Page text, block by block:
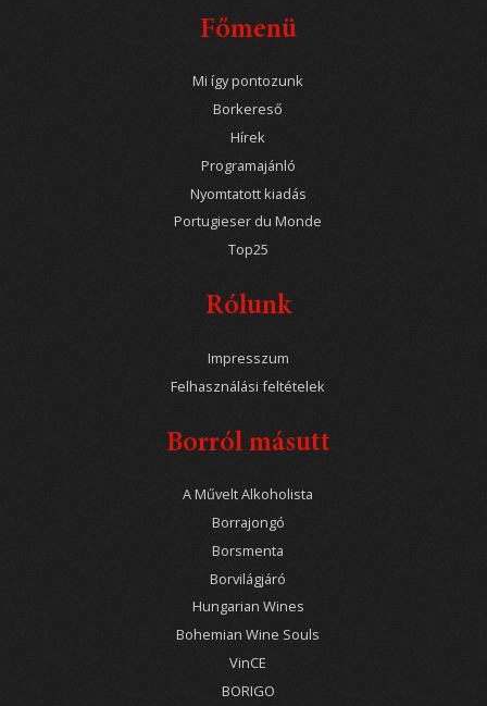
Főmenü
Mi így pontozunk
Borkereső
Hírek
Programajánló
Nyomtatott kiadás
Portugieser du Monde
Top25
Rólunk
Impresszum
Felhasználási feltételek
Borról másutt
A Művelt Alkoholista
Borrajongó
Borsmenta
Borvilágjáró
Hungarian Wines
Bohemian Wine Souls
VinCE
BORIGO